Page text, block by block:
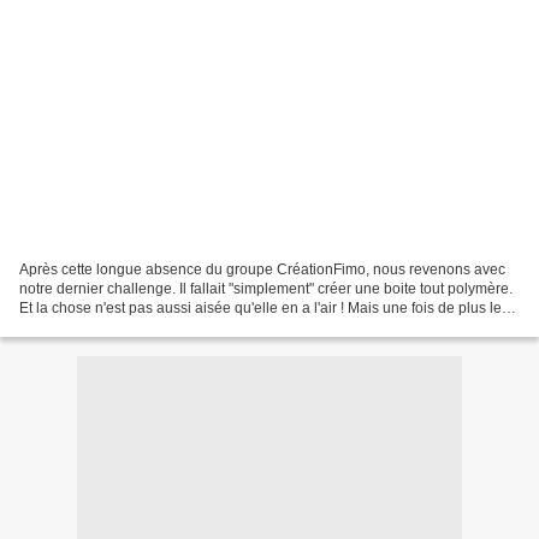
Après cette longue absence du groupe CréationFimo, nous revenons avec
notre dernier challenge. Il fallait "simplement" créer une boite tout polymère.
Et la chose n'est pas aussi aisée qu'elle en a l'air ! Mais une fois de plus les